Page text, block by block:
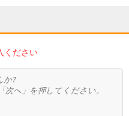
ください